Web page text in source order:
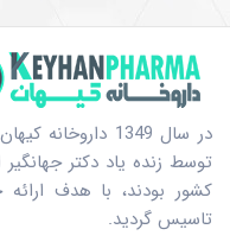
در سال 1349
توسط زنده یاد دکتر
کشور بودند، با هدف
تاسیس گردید.